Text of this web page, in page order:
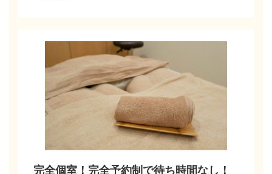
完全個室！完全予約制で待ち時間なし！